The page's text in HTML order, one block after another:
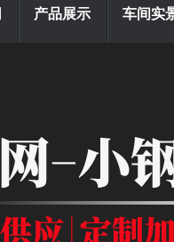
产品展示 车间实